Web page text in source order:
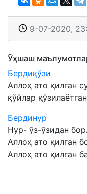
9-07-2020,
Ўҳшаш
Бердиқўзи
Аллоҳ ато қилган
қўйлар
Бердинур
Нур- ўз-ўзидан
Аллоҳ ато қилган
Аллоҳ ато қилган